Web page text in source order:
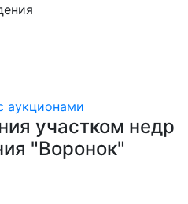
аукционами
участком недр
"Воронок"